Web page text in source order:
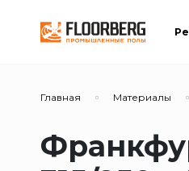
Главная Материалы